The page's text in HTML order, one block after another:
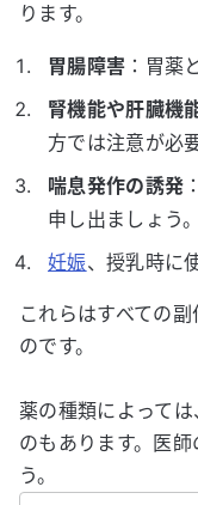
ります。
胃腸障害 ：胃薬
腎機能や肝臓機
方では注意が必
喘息発作の誘発
申し出ましょう。
妊娠、授乳時に
これらはすべての
のです。
薬の種類によって
のもあります。医
う。